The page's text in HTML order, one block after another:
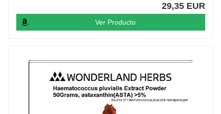
29,35 EUR
Ver Producto